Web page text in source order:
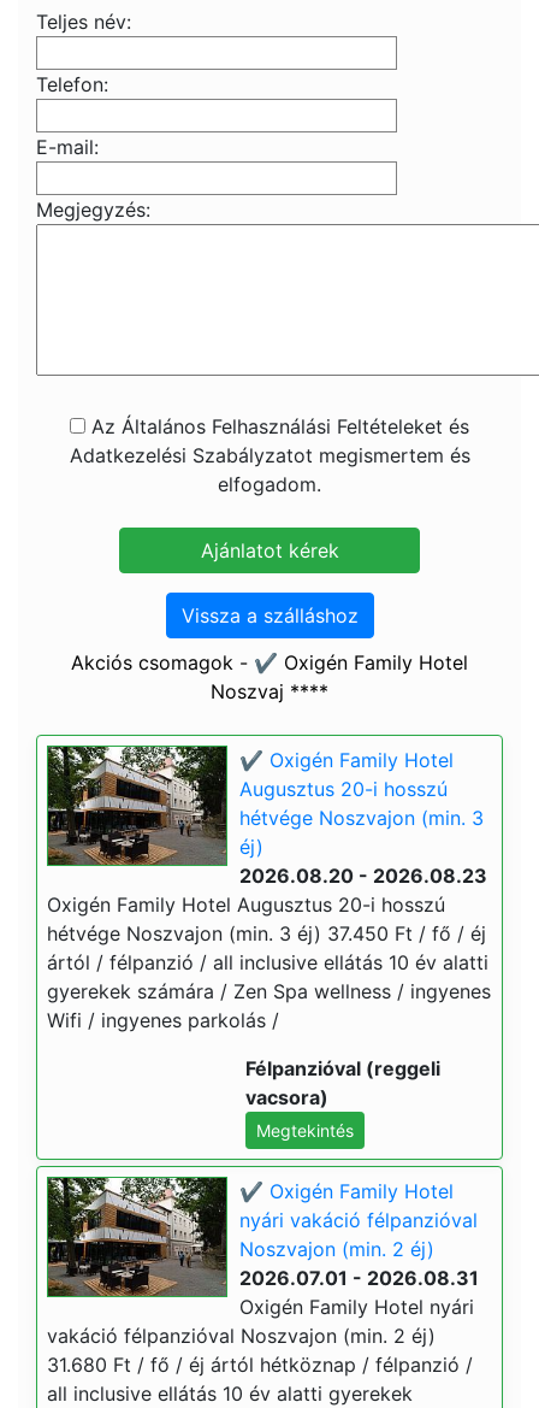
Teljes név:
Telefon:
E-mail:
Megjegyzés:
Az Általános Felhasználási Feltételeket és
Adatkezelési Szabályzatot megismertem és
elfogadom.
Vissza a szálláshoz
Akciós csomagok - ✔️ Oxigén Family Hotel
Noszvaj ****
✔️ Oxigén Family Hotel
Augusztus 20-i hosszú
hétvége Noszvajon (min. 3
éj)
2026.08.20 - 2026.08.23
Oxigén Family Hotel Augusztus 20-i hosszú
hétvége Noszvajon (min. 3 éj) 37.450 Ft / fő / éj
ártól / félpanzió / all inclusive ellátás 10 év alatti
gyerekek számára / Zen Spa wellness / ingyenes
Wifi / ingyenes parkolás /
Félpanzióval (reggeli
vacsora)
Megtekintés
✔️ Oxigén Family Hotel
nyári vakáció félpanzióval
Noszvajon (min. 2 éj)
2026.07.01 - 2026.08.31
Oxigén Family Hotel nyári
vakáció félpanzióval Noszvajon (min. 2 éj)
31.680 Ft / fő / éj ártól hétköznap / félpanzió /
all inclusive ellátás 10 év alatti gyerekek